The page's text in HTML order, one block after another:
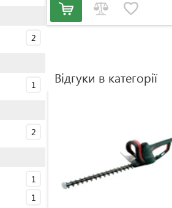
2
1
2
1
1
Відгуки в категорії